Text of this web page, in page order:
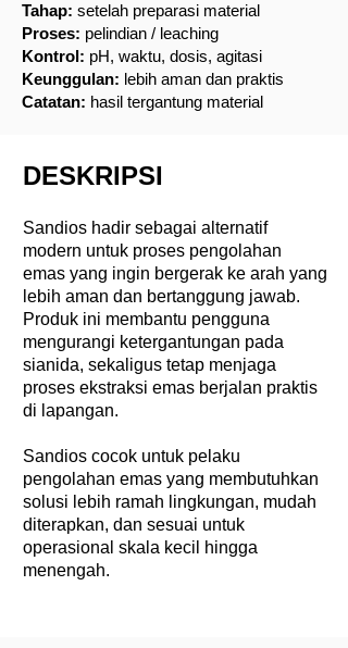
Tahap: setelah preparasi material
Proses: pelindian / leaching
Kontrol: pH, waktu, dosis, agitasi
Keunggulan: lebih aman dan praktis
Catatan: hasil tergantung material
DESKRIPSI
Sandios hadir sebagai alternatif
modern untuk proses pengolahan
emas yang ingin bergerak ke arah yang
lebih aman dan bertanggung jawab.
Produk ini membantu pengguna
mengurangi ketergantungan pada
sianida, sekaligus tetap menjaga
proses ekstraksi emas berjalan praktis
di lapangan.
Sandios cocok untuk pelaku
pengolahan emas yang membutuhkan
solusi lebih ramah lingkungan, mudah
diterapkan, dan sesuai untuk
operasional skala kecil hingga
menengah.